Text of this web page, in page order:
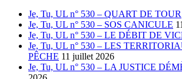
Je, Tu, UL n° 530 – QUART DE TOUR
Je, Tu, UL n° 530 – SOS CANICULE
Je, Tu, UL n° 530 – LE DÉBIT DE
Je, Tu, UL n° 530 – LES
PÊCHE 11 juillet 2026
Je, Tu, UL n° 530 – LA JUSTICE